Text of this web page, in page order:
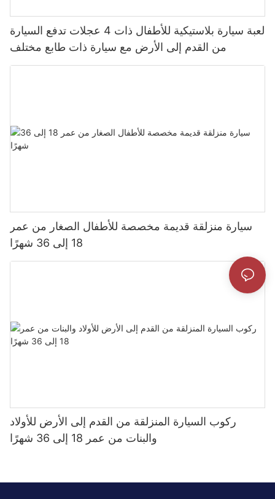
لعبة سيارة بلاستيكية للأطفال ذات 4 عجلات تدفع السيارة
من القدم إلى الأرض مع سيارة ذات طابع مختلف
سيارة منزلقة قديمة مخصصة للأطفال الصغار من عمر
18 إلى 36 شهرًا
ركوب السيارة المنزلقة من القدم إلى الأرض للأولاد
والبنات من عمر 18 إلى 36 شهرًا